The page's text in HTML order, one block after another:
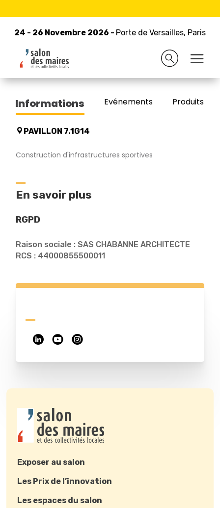
24 - 26 Novembre 2026 - Porte de Versailles, Paris
24 - 26 Novembre 2026 - Porte de Versailles, Paris
Retour à la liste des exposants
CHABANNE ARCHITECTE
Informations Evénements Produits/
PAVILLON 7.1G14
Construction d'infrastructures sportives
En savoir plus
RGPD
Raison sociale : SAS CHABANNE ARCHITECTE
RCS : 44000855500011
Exposer au salon
Les Prix de l’innovation
Les espaces du salon